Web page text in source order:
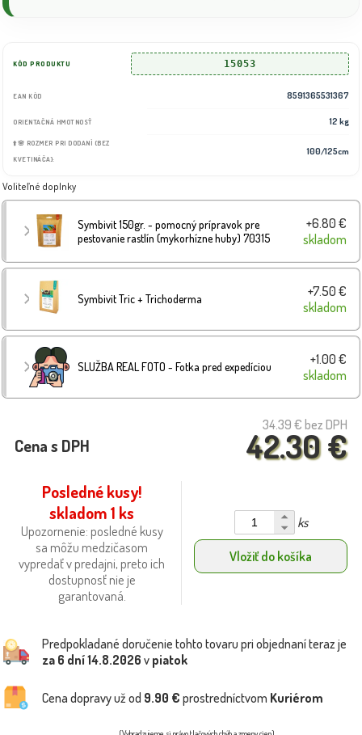
KÓD PRODUKTU 15053
EAN KÓD 8591365531367
ORIENTAČNÁ HMOTNOSŤ 12 kg
⬆️🌸 ROZMER PRI DODANÍ (BEZ
KVETINÁČA):
100/125cm
Voliteľné doplnky
Symbivit 150gr. - pomocný prípravok pre
pestovanie rastlín (mykorhízne huby) 70315
+6.80 €
skladom
Symbivit Tric + Trichoderma
+7.50 €
skladom
SLUŽBA REAL FOTO - Fotka pred expedíciou
+1.00 €
skladom
34.39 € bez DPH
42.30 €
Cena s DPH
Posledné kusy!
skladom 1 ks
Upozornenie: posledné kusy
sa môžu medzičasom
vypredať v predajni, preto ich
dostupnosť nie je
garantovaná.
ks
Vložiť do košíka
Predpokladané doručenie tohto tovaru pri objednaní teraz je
za 6 dní14.8.2026 v piatok
Cena dopravy už od 9.90 € prostredníctvom Kuriérom